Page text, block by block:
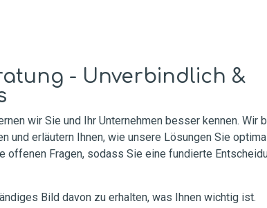
- Unverbindlich &
wir Sie und Ihr Unternehmen besser kennen. Wir
und erläutern Ihnen, wie unsere Lösungen Sie
offenen Fragen, sodass Sie eine fundierte
Bild davon zu erhalten, was Ihnen wichtig ist.